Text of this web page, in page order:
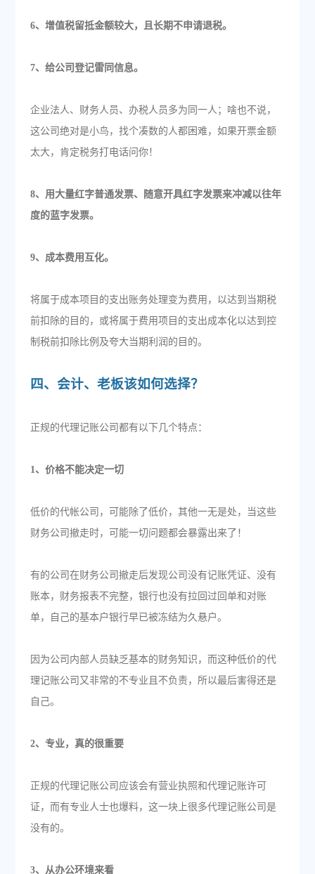
6、增值税留抵金额较大，且长期不申请退税。
7、给公司登记雷同信息。
企业法人、财务人员、办税人员多为同一人；啥也不说，
这公司绝对是小鸟，找个凑数的人都困难，如果开票金额
太大，肯定税务打电话问你！
8、用大量红字普通发票、随意开具红字发票来冲减以往年
度的蓝字发票。
9、成本费用互化。
将属于成本项目的支出账务处理变为费用，以达到当期税
前扣除的目的，或将属于费用项目的支出成本化以达到控
制税前扣除比例及夸大当期利润的目的。
四、会计、老板该如何选择？
正规的代理记账公司都有以下几个特点：
1、价格不能决定一切
低价的代帐公司，可能除了低价，其他一无是处，当这些
财务公司撤走时，可能一切问题都会暴露出来了！
有的公司在财务公司撤走后发现公司没有记账凭证、没有
账本，财务报表不完整，银行也没有拉回过回单和对账
单，自己的基本户银行早已被冻结为久悬户。
因为公司内部人员缺乏基本的财务知识，而这种低价的代
理记账公司又非常的不专业且不负责，所以最后害得还是
自己。
2、专业，真的很重要
正规的代理记账公司应该会有营业执照和代理记账许可
证，而有专业人士也爆料，这一块上很多代理记账公司是
没有的。
3、从办公环境来看